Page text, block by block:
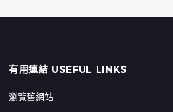
有用連結 USEFUL LINKS
瀏覽舊網站